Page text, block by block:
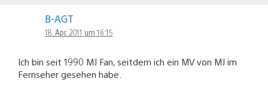
B-AGT
18. Apr. 2011 um 16:15
Ich bin seit 1990 MJ Fan, seitdem ich ein MV von MJ im
Fernseher gesehen habe.